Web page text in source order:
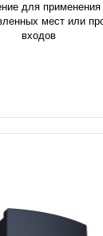
для применения
мест или
входов